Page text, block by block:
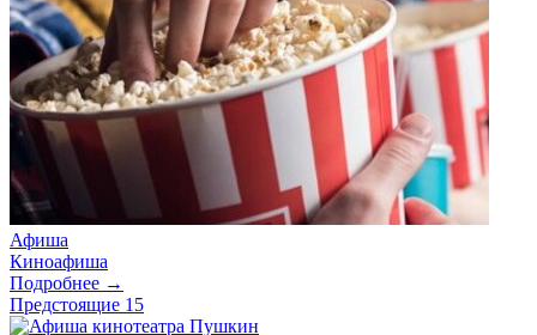
Афиша
Киноафиша
Подробнее →
Предстоящие 15